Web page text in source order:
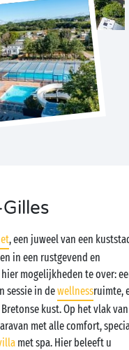
, een juweel van een
in een rustgevend en
mogelijkheden te over:
sessie in dewellnessruimte,
kust. Op het vlak van
met alle comfort,
met spa. Hier beleeft u